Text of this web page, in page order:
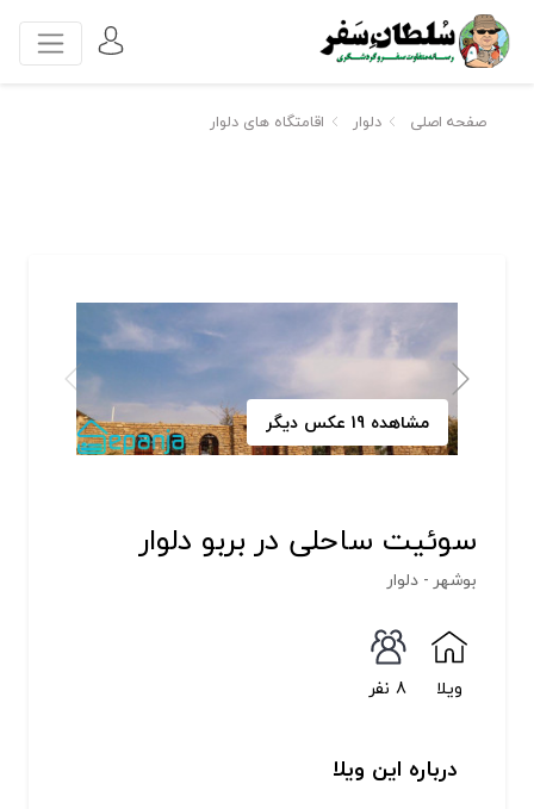
صفحه اصلی دلوار اقامتگاه های دلوار
مشاهده 19 عکس دیگر
سوئیت ساحلی در بربو دلوار
بوشهر - دلوار
ویلا 8 نفر
درباره این ویلا